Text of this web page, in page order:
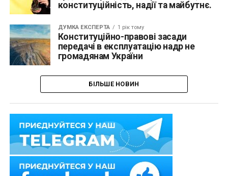
конституційність, надії та майбутнє.
ДУМКА ЕКСПЕРТА 1 рік тому
Конституційно-правові засади
передачі в експлуатацію надр не
громадянам України
БІЛЬШЕ НОВИН